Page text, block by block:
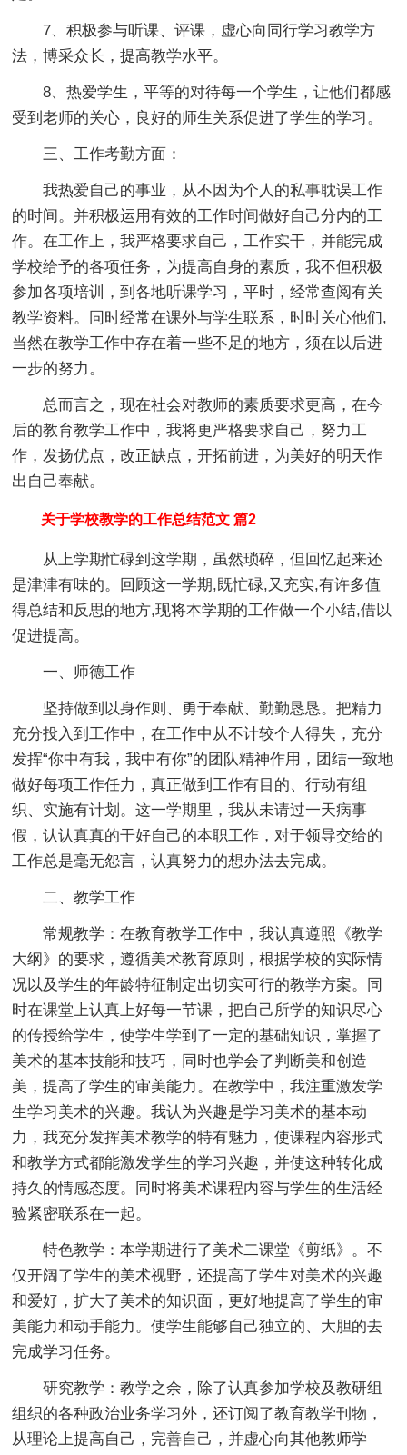
7、积极参与听课、评课，虚心向同行学习教学方
法，博采众长，提高教学水平。
8、热爱学生，平等的对待每一个学生，让他们都感
受到老师的关心，良好的师生关系促进了学生的学习。
三、工作考勤方面：
我热爱自己的事业，从不因为个人的私事耽误工作
的时间。并积极运用有效的工作时间做好自己分内的工
作。在工作上，我严格要求自己，工作实干，并能完成
学校给予的各项任务，为提高自身的素质，我不但积极
参加各项培训，到各地听课学习，平时，经常查阅有关
教学资料。同时经常在课外与学生联系，时时关心他们,
当然在教学工作中存在着一些不足的地方，须在以后进
一步的努力。
总而言之，现在社会对教师的素质要求更高，在今
后的教育教学工作中，我将更严格要求自己，努力工
作，发扬优点，改正缺点，开拓前进，为美好的明天作
出自己奉献。
关于学校教学的工作总结范文 篇2
从上学期忙碌到这学期，虽然琐碎，但回忆起来还
是津津有味的。回顾这一学期,既忙碌,又充实,有许多值
得总结和反思的地方,现将本学期的工作做一个小结,借以
促进提高。
一、师德工作
坚持做到以身作则、勇于奉献、勤勤恳恳。把精力
充分投入到工作中，在工作中从不计较个人得失，充分
发挥“你中有我，我中有你”的团队精神作用，团结一致地
做好每项工作任力，真正做到工作有目的、行动有组
织、实施有计划。这一学期里，我从未请过一天病事
假，认认真真的干好自己的本职工作，对于领导交给的
工作总是毫无怨言，认真努力的想办法去完成。
二、教学工作
常规教学：在教育教学工作中，我认真遵照《教学
大纲》的要求，遵循美术教育原则，根据学校的实际情
况以及学生的年龄特征制定出切实可行的教学方案。同
时在课堂上认真上好每一节课，把自己所学的知识尽心
的传授给学生，使学生学到了一定的基础知识，掌握了
美术的基本技能和技巧，同时也学会了判断美和创造
美，提高了学生的审美能力。在教学中，我注重激发学
生学习美术的兴趣。我认为兴趣是学习美术的基本动
力，我充分发挥美术教学的特有魅力，使课程内容形式
和教学方式都能激发学生的学习兴趣，并使这种转化成
持久的情感态度。同时将美术课程内容与学生的生活经
验紧密联系在一起。
特色教学：本学期进行了美术二课堂《剪纸》。不
仅开阔了学生的美术视野，还提高了学生对美术的兴趣
和爱好，扩大了美术的知识面，更好地提高了学生的审
美能力和动手能力。使学生能够自己独立的、大胆的去
完成学习任务。
研究教学：教学之余，除了认真参加学校及教研组
组织的各种政治业务学习外，还订阅了教育教学刊物，
从理论上提高自己，完善自己，并虚心向其他教师学